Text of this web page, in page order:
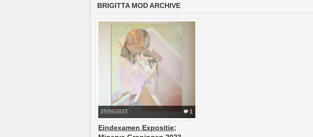
BRIGITTA MOD ARCHIVE
1
20/06/2023
Eindexamen Expositie;